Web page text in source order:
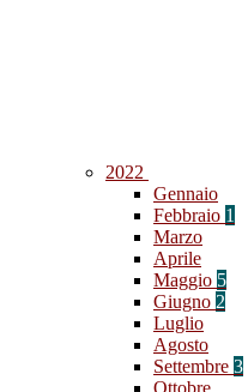
2022
Gennaio
Febbraio 1
Marzo
Aprile
Maggio 5
Giugno 2
Luglio
Agosto
Settembre 3